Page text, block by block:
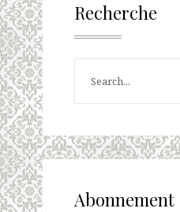
Recherche
Abonnement